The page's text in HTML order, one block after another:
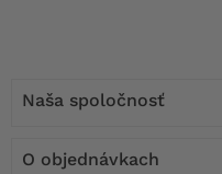
Naša spoločnosť
O objednávkach